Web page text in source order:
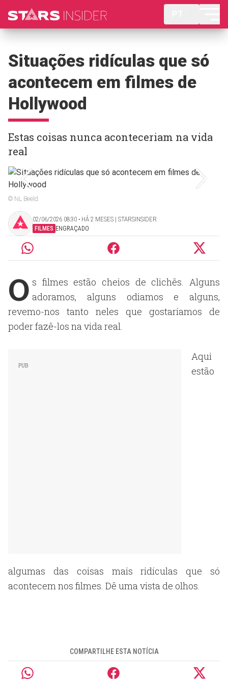
Situações ridículas que só
acontecem em filmes de
Hollywood
Estas coisas nunca aconteceriam na vida
real
© NL Beeld
02/06/2026 08:30 ‧ HÁ 2 MESES | STARSINSIDER
FILMES ENGRAÇADO
O s filmes estão cheios de clichês. Alguns
adoramos, alguns odiamos e alguns,
revemo-nos tanto neles que gostaríamos de
poder fazê-los na vida real.
Aqui
estão
algumas das coisas mais ridículas que só
acontecem nos filmes. Dê uma vista de olhos.
COMPARTILHE ESTA NOTÍCIA